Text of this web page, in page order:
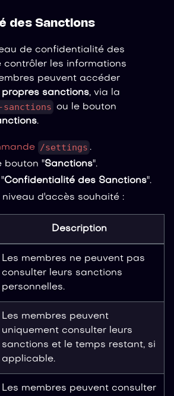
des Sanctions
de confidentialité des
les informations
peuvent accéder
propres sanctions, via la
sanctions ou le bouton
.
/settings .
bouton "Sanctions".
Confidentialité des Sanctions".
niveau d'accès souhaité :
Description
Les membres ne peuvent pas
consulter leurs sanctions
personnelles.
Les membres peuvent
uniquement consulter leurs
sanctions et le temps restant, si
applicable.
Les membres peuvent consulter